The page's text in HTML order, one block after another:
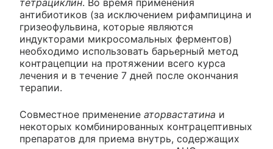
антибиотиков (за исключением рифампицина и
гризеофульвина, которые являются
индукторами микросомальных ферментов)
необходимо использовать барьерный метод
контрацепции на протяжении всего курса
лечения и в течение 7 дней после окончания
терапии.
Совместное применение аторвастатина и
некоторых комбинированных контрацептивных
препаратов для приема внутрь, содержащих